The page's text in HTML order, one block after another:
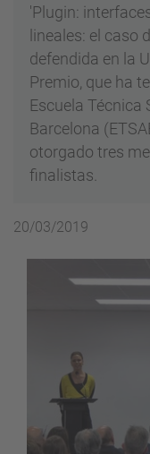
'Plugin:
lineales: el caso
defendida en la
Premio, que ha
Escuela Técnica
Barcelona
otorgado tres
finalistas.
20/03/2019